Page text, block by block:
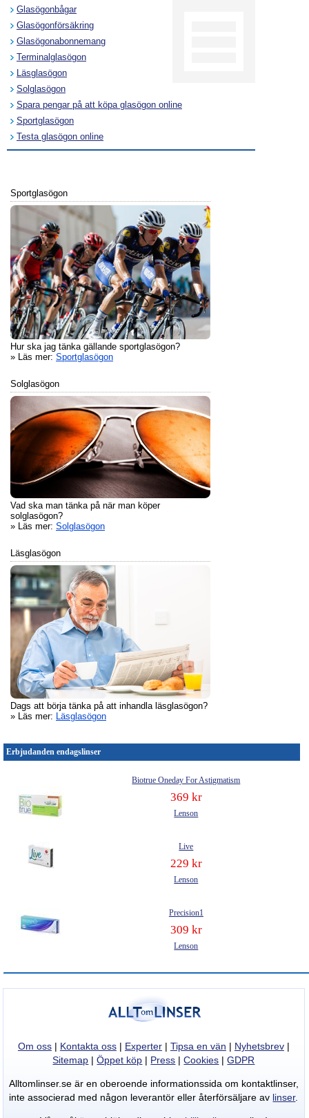
Glasögonbågar
Glasögonförsäkring
Glasögonabonnemang
Terminalglasögon
Läsglasögon
Solglasögon
Spara pengar på att köpa glasögon online
Sportglasögon
Testa glasögon online
Sportglasögon
Hur ska jag tänka gällande sportglasögon?
» Läs mer: Sportglasögon
Solglasögon
Vad ska man tänka på när man köper
solglasögon?
» Läs mer: Solglasögon
Läsglasögon
Dags att börja tänka på att inhandla läsglasögon?
» Läs mer: Läsglasögon
Erbjudanden endagslinser
Biotrue Oneday For Astigmatism
369 kr
Lenson
Live
229 kr
Lenson
Precision1
309 kr
Lenson
Om oss| Kontakta oss| Experter| Tipsa en vän | Nyhetsbrev|
Sitemap |Öppet köp | Press |Cookies |GDPR
Alltomlinser.se är en oberoende informationssida om kontaktlinser,
inte associerad med någon leverantör eller återförsäljare av linser.